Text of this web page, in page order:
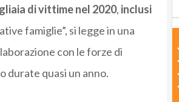
di vittime nel 2020, inclusi
famiglie”, si legge in una
con le forze di
durate quasi un anno.